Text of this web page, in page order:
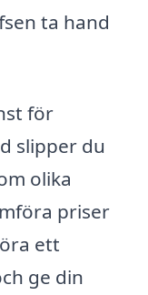
ta hand
för
slipper du
olika
priser
ett
ge din